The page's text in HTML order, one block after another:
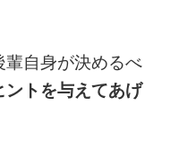
輩自身が決めるべ
ントを与えてあげ